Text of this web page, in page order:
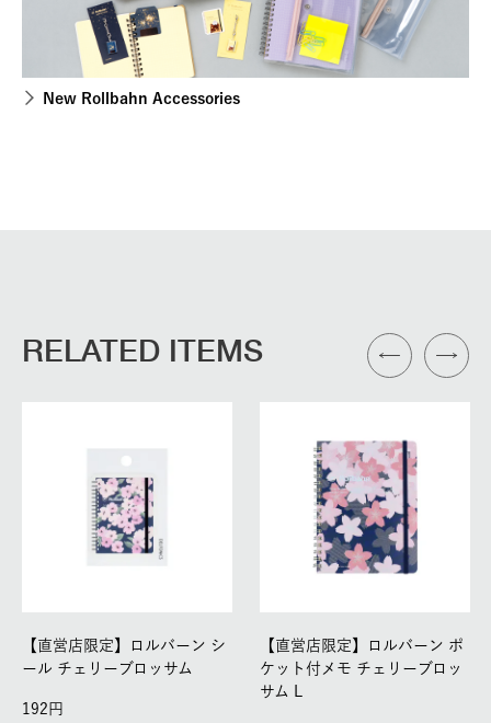
New Rollbahn Accessories
RELATED ITEMS
【直営店限定】ロルバーン シ
ール チェリーブロッサム
192
【直営店限定】ロルバーン ポ
ケット付メモ チェリーブロッ
サム L